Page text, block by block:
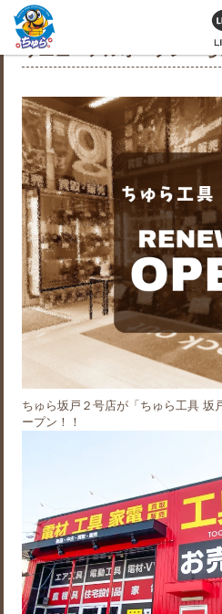
リニューアルオープン「
ちゅら坂戸２号店が「ちゅら工具 坂
ープン！！